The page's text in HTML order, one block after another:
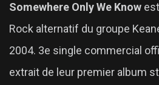
Somewhere Only We Know
Rock alternatif du groupe
2004. 3e single commercial
extrait de leur premier album